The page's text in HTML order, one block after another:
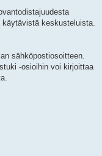
käytävistä keskusteluista.
sähköpostiosoitteen.
-osioihin voi kirjoittaa